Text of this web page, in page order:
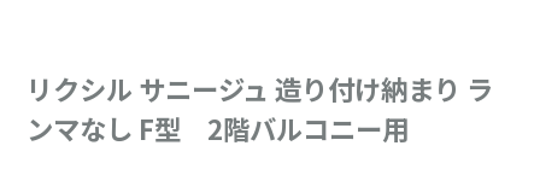
リクシル サニージュ 造り付け納まり ラ
ンマなし F型 2階バルコニー用